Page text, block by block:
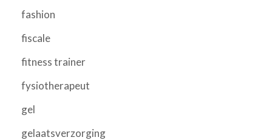
fashion
fiscale
fitness trainer
fysiotherapeut
gel
gelaatsverzorging